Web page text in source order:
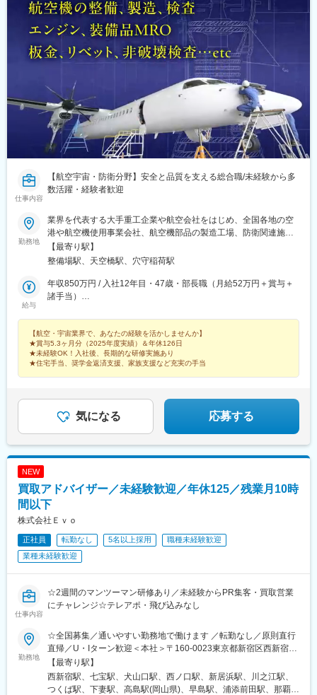
仕事内容
【航空宇宙・防衛分野】安全と品質を支える総合職/未経験から多
数活躍・経験者歓迎
勤務地
業界を代表する大手重工企業や航空会社をはじめ、全国各地の空
港や航空機使用事業会社、航空機部品の製造工場、防衛関連施設
などで勤務可能★関東・東海・近畿エリア積極採用中《エリア別
プロジェクト例》■東京、神奈川、千葉、埼玉、茨城、栃木航空
機材の整備、保守点検航空機部品の検査/管理/搬出入防衛省特殊車
両の製造/検査■愛知、岐阜、長野航空機の整備/製造/検査防衛装備
ベット航空機エンジンの製造・検査★生産管理、技術、品質保証
は全エリア募集★その他、配属先多数。ご希望やご経験を考慮し
た配属を実施！★航空業界や自衛隊出身の方は、これまでの経験
をそのままにキャリア継続も可能！《キャリア形成》無期雇用派
なるハイクラス業務への挑戦や、後輩の育成、チームのマネジメ
ントなど、様々なキャリア選択が可能です。～～～～～～
【最寄り駅】
整備場駅、天空橋駅、穴守稲荷駅
給与
年収850万円 / 入社12年目・47歳・部長職（月給52万円＋賞与＋
諸手当）
諸手当）
【航空・宇宙業界で、あなたの経験を活かしませんか】
★賞与5.3ヶ月分（2025年度実績）＆年休126日
★未経験OK！入社後、長期的な研修実施あり
★住宅手当、奨学金返済支援、家族支援など充実の手当
気になる 応募する
NEW
買取アドバイザー／未経験歓迎／年休125／残業月10時
間以下
株式会社Ｅｖｏ
正社員 転勤なし 5名以上採用
職種未経験歓迎
業種未経験歓迎
仕事内容
☆2週間のマンツーマン研修あり／未経験からPR集客・買取営業
にチャレンジ☆テレアポ・飛び込みなし
勤務地
☆全国募集／通いやすい勤務地で働けます ／転勤なし／原則直行
直帰／U・Iターン歓迎＜本社＞〒160-0023東京都新宿区西新宿五
丁目1番1号 住友不動産新宿ファーストタワー3階※転居を伴う転
勤はありません。■その他勤務地・都内23区、関東のプロジェク
ト先やご希望の全国
【最寄り駅】
西新宿駅、七宝駅、犬山口駅、西ノ口駅、新居浜駅、川之江駅、
つくば駅、下妻駅、高島駅(岡山県)、早島駅、浦添前田駅、那覇空